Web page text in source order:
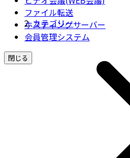
ファイル転送
ホスティングサーバー
会員管理システム
閉じる
カテゴリー